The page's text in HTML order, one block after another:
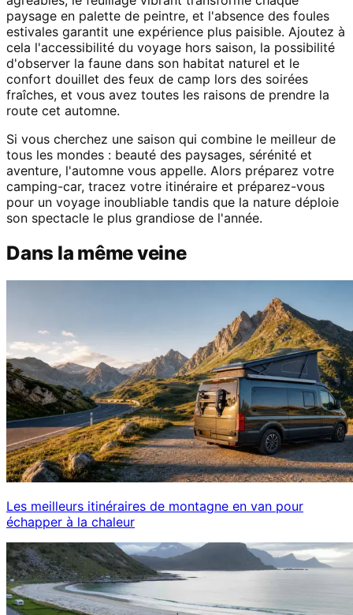
paysage en palette de peintre, et l'absence des foules
estivales garantit une expérience plus paisible. Ajoutez à
cela l'accessibilité du voyage hors saison, la possibilité
d'observer la faune dans son habitat naturel et le
confort douillet des feux de camp lors des soirées
fraîches, et vous avez toutes les raisons de prendre la
route cet automne.
Si vous cherchez une saison qui combine le meilleur de
tous les mondes : beauté des paysages, sérénité et
aventure, l'automne vous appelle. Alors préparez votre
camping-car, tracez votre itinéraire et préparez-vous
pour un voyage inoubliable tandis que la nature déploie
son spectacle le plus grandiose de l'année.
Dans la même veine
Les meilleurs itinéraires de montagne en van pour
échapper à la chaleur